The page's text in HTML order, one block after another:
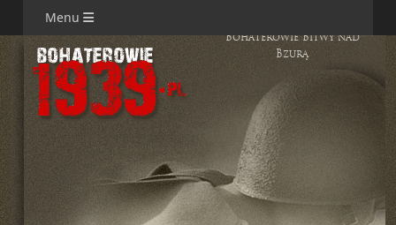
Menu
Bohaterowie Bitwy nad
Bzurą